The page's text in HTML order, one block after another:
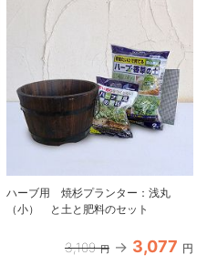
ハーブ用 焼杉プランター：浅丸
（小） と土と肥料のセット
3,109 円 3,077 円